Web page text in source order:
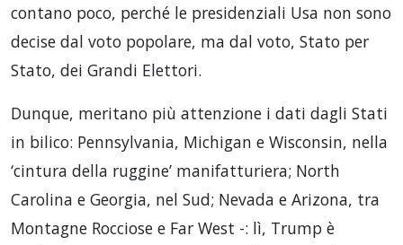
contano poco, perché le presidenziali Usa non sono
decise dal voto popolare, ma dal voto, Stato per
Stato, dei Grandi Elettori.
Dunque, meritano più attenzione i dati dagli Stati
in bilico: Pennsylvania, Michigan e Wisconsin, nella
‘cintura della ruggine’ manifatturiera; North
Carolina e Georgia, nel Sud; Nevada e Arizona, tra
Montagne Rocciose e Far West -: lì, Trump è